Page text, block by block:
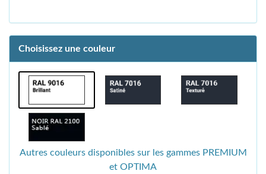
Choisissez une couleur
Autres couleurs disponibles sur les gammes PREMIUM
et OPTIMA